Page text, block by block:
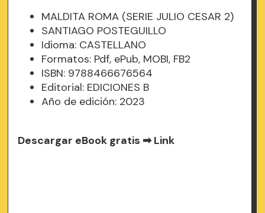
MALDITA ROMA (SERIE JULIO CESAR 2)
SANTIAGO POSTEGUILLO
Idioma: CASTELLANO
Formatos: Pdf, ePub, MOBI, FB2
ISBN: 9788466676564
Editorial: EDICIONES B
Año de edición: 2023
Descargar eBook gratis ➡Link